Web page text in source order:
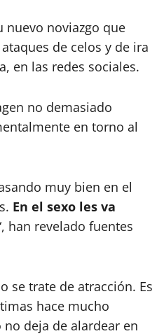
nuevo noviazgo que
de celos y de ira
en las redes sociales.
no demasiado
en torno al
muy bien en el
En el sexo les va
han revelado fuentes
se trate de atracción. Es
hace mucho
no deja de alardear en